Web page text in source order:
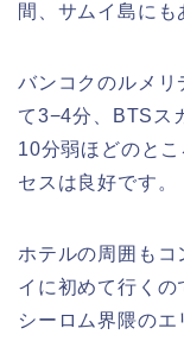
間、サムイ島にも
バンコクのルメリ
て3−4分、BTSス
10分弱ほどのと
セスは良好です。
ホテルの周囲もコ
イに初めて行くの
シーロム界隈の